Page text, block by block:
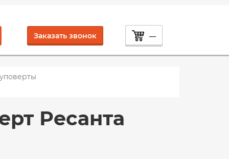
Заказать звонок —
Ресанта